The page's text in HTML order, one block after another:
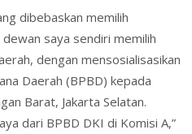
dibebaskan memilih
dewan saya sendiri memilih
dengan mensosialisasikan
Daerah (BPBD) kepada
Barat, Jakarta Selatan.
dari BPBD DKI di Komisi A,”